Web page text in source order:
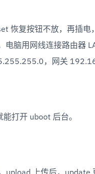
恢复按钮不放，再插
电脑用网线连接路由器
，网关
打开 uboot 后台。